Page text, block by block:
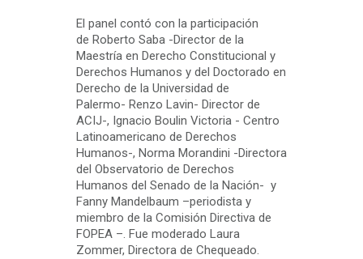
El panel contó con la participación
de Roberto Saba -Director de la
Maestría en Derecho Constitucional y
Derechos Humanos y del Doctorado en
Derecho de la Universidad de
Palermo- Renzo Lavin- Director de
ACIJ-, Ignacio Boulin Victoria - Centro
Latinoamericano de Derechos
Humanos-, Norma Morandini -Directora
del Observatorio de Derechos
Humanos del Senado de la Nación- y
Fanny Mandelbaum –periodista y
miembro de la Comisión Directiva de
FOPEA –. Fue moderado Laura
Zommer, Directora de Chequeado.